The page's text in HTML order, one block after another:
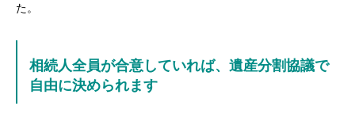
た。
相続人全員が合意していれば、遺産分割協議で
自由に決められます